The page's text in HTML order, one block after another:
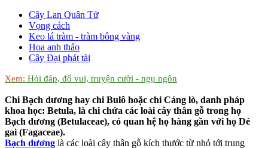
Cây Lan Quân Tử
Vọng cách
Keo lá tràm - tràm bông vàng
Hoa anh thảo
Cây Đại phát tài
Xem: Hỏi đáp, đố vui, truyện cười - ngụ ngôn
Chi Bạch dương hay chi Bulô hoặc chi Cáng lò, danh pháp
khoa học: Betula, là chi chứa các loài cây thân gỗ trong họ
Bạch dương (Betulaceae), có quan hệ họ hàng gần với họ Dẻ
gai (Fagaceae).
Bạch dương là các loài cây thân gỗ kích thước từ nhỏ tới trung